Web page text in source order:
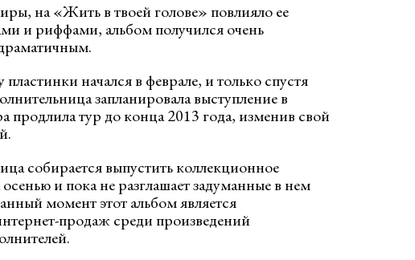
на «Жить в твоей голове» повлияло ее
и риффами, альбом получился очень
начался в феврале, и только спустя
запланировала выступление в
тур до конца 2013 года, изменив свой
собирается выпустить коллекционное
и пока не разглашает задуманные в нем
момент этот альбом является
продаж среди произведений